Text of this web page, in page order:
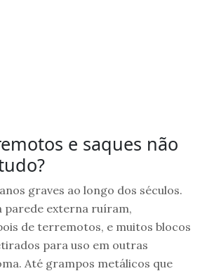
e saques não
graves ao longo dos séculos.
parede externa ruíram,
de terremotos, e muitos blocos
para uso em outras
Até grampos metálicos que